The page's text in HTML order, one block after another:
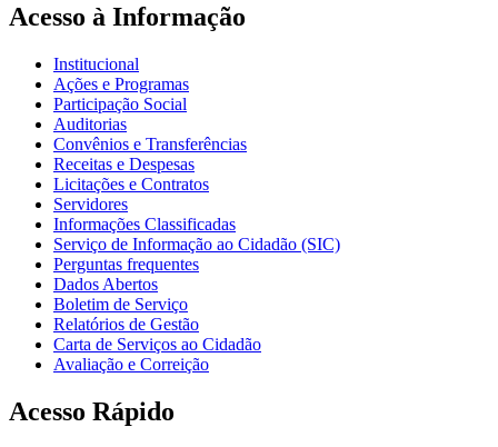
Acesso à Informação
Institucional
Ações e Programas
Participação Social
Auditorias
Convênios e Transferências
Receitas e Despesas
Licitações e Contratos
Servidores
Informações Classificadas
Serviço de Informação ao Cidadão (SIC)
Perguntas frequentes
Dados Abertos
Boletim de Serviço
Relatórios de Gestão
Carta de Serviços ao Cidadão
Avaliação e Correição
Acesso Rápido